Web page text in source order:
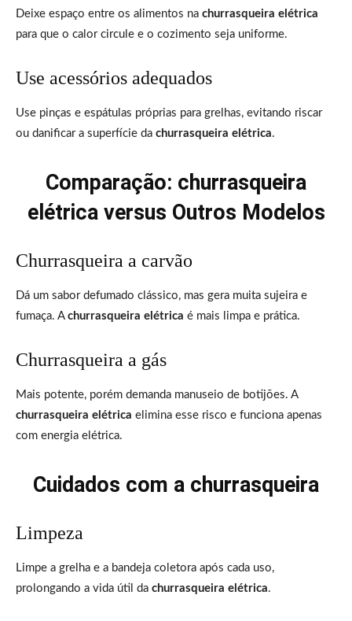
Deixe espaço entre os alimentos na churrasqueira elétrica
para que o calor circule e o cozimento seja uniforme.
Use acessórios adequados
Use pinças e espátulas próprias para grelhas, evitando riscar
ou danificar a superfície da churrasqueira elétrica.
Comparação: churrasqueira
elétrica versus Outros Modelos
Churrasqueira a carvão
Dá um sabor defumado clássico, mas gera muita sujeira e
fumaça. A churrasqueira elétrica é mais limpa e prática.
Churrasqueira a gás
Mais potente, porém demanda manuseio de botijões. A
churrasqueira elétrica elimina esse risco e funciona apenas
com energia elétrica.
Cuidados com a churrasqueira
Limpeza
Limpe a grelha e a bandeja coletora após cada uso,
prolongando a vida útil da churrasqueira elétrica.